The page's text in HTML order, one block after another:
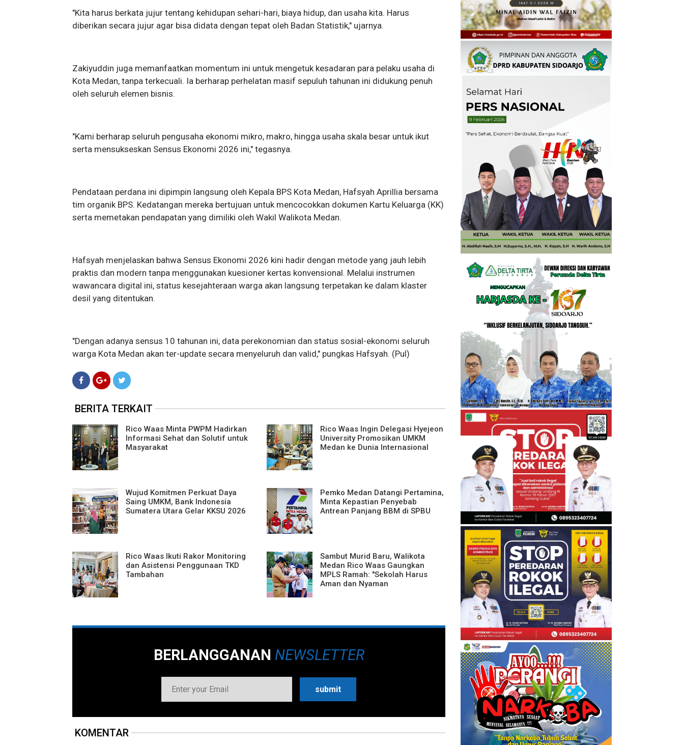
"Kita harus berkata jujur tentang kehidupan sehari-hari, biaya hidup, dan usaha kita. Harus
diberikan secara jujur agar bisa didata dengan tepat oleh Badan Statistik," ujarnya.
Zakiyuddin juga memanfaatkan momentum ini untuk mengetuk kesadaran para pelaku usaha di
Kota Medan, tanpa terkecuali. Ia berharap perhelatan masif sepuluh tahunan ini didukung penuh
oleh seluruh elemen bisnis.
"Kami berharap seluruh pengusaha ekonomi mikro, makro, hingga usaha skala besar untuk ikut
serta mensukseskan Sensus Ekonomi 2026 ini," tegasnya.
Pendataan perdana ini dipimpin langsung oleh Kepala BPS Kota Medan, Hafsyah Aprillia bersama
tim organik BPS. Kedatangan mereka bertujuan untuk mencocokkan dokumen Kartu Keluarga (KK)
serta memetakan pendapatan yang dimiliki oleh Wakil Walikota Medan.
Hafsyah menjelaskan bahwa Sensus Ekonomi 2026 kini hadir dengan metode yang jauh lebih
praktis dan modern tanpa menggunakan kuesioner kertas konvensional. Melalui instrumen
wawancara digital ini, status kesejahteraan warga akan langsung terpetakan ke dalam klaster
desil yang ditentukan.
"Dengan adanya sensus 10 tahunan ini, data perekonomian dan status sosial-ekonomi seluruh
warga Kota Medan akan ter-update secara menyeluruh dan valid," pungkas Hafsyah. (Pul)
BERITA TERKAIT
Rico Waas Minta PWPM Hadirkan
Informasi Sehat dan Solutif untuk
Masyarakat
Rico Waas Ingin Delegasi Hyejeon
University Promosikan UMKM
Medan ke Dunia Internasional
Wujud Komitmen Perkuat Daya
Saing UMKM, Bank Indonesia
Sumatera Utara Gelar KKSU 2026
Pemko Medan Datangi Pertamina,
Minta Kepastian Penyebab
Antrean Panjang BBM di SPBU
Rico Waas Ikuti Rakor Monitoring
dan Asistensi Penggunaan TKD
Tambahan
Sambut Murid Baru, Walikota
Medan Rico Waas Gaungkan
MPLS Ramah: "Sekolah Harus
Aman dan Nyaman
BERLANGGANAN NEWSLETTER
KOMENTAR